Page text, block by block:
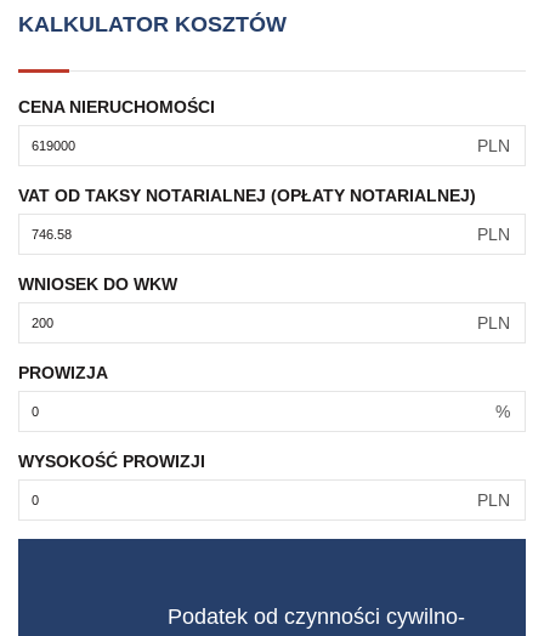
KALKULATOR KOSZTÓW
CENA NIERUCHOMOŚCI
PLN
VAT OD TAKSY NOTARIALNEJ (OPŁATY NOTARIALNEJ)
PLN
WNIOSEK DO WKW
PLN
PROWIZJA
%
WYSOKOŚĆ PROWIZJI
PLN
Podatek od czynności cywilno-